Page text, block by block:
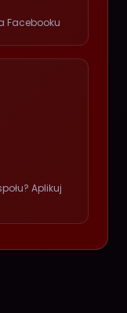
Facebooku
Aplikuj